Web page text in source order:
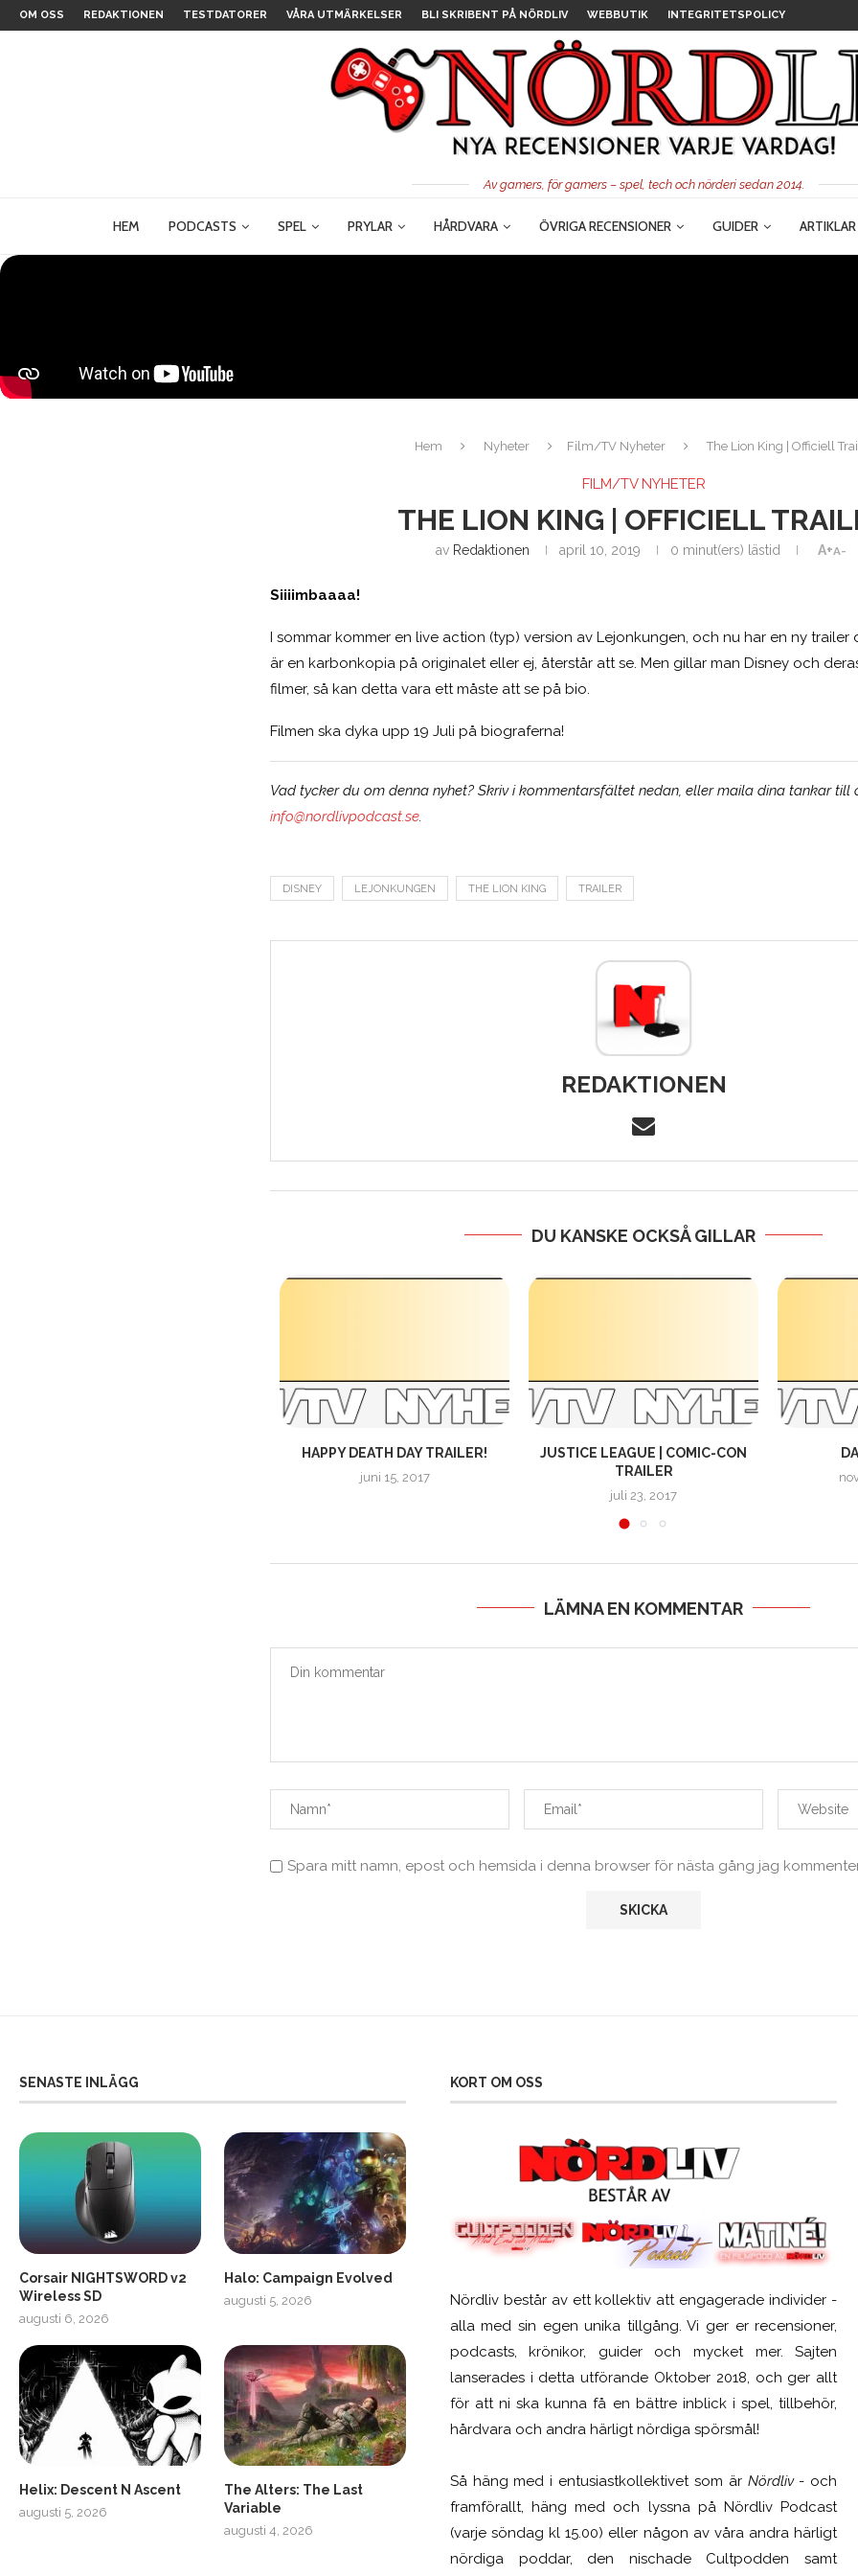
OM OSS REDAKTIONEN TESTDATORER VÅRA UTMÄRKELSER BLI SKRIBENT PÅ NÖRDLIV WEBBUTIK INTEGRITETSPOLICY
Av gamers, för gamers – spel, tech och nörderi sedan 2014.
HEM PODCASTS SPEL PRYLAR HÅRDVARA ÖVRIGA RECENSIONER GUIDER ARTIKLAR
Hem Nyheter Film/TV Nyheter The Lion King | Officiell
FILM/TV NYHETER
THE LION KING | OFFICIELL
av Redaktionen april 10, 2019 0 minut(ers) lästid A+A-
Siiiimbaaaa!
I sommar kommer en live action (typ) version av Lejonkungen, och nu har en ny trailer
är en karbonkopia på originalet eller ej, återstår att se. Men gillar man Disney och
filmer, så kan detta vara ett måste att se på bio.
Filmen ska dyka upp 19 Juli på biograferna!
Vad tycker du om denna nyhet? Skriv i kommentarsfältet nedan, eller maila dina tankar till
info@nordlivpodcast.se.
DISNEY LEJONKUNGEN THE LION KING TRAILER
REDAKTIONEN
DU KANSKE OCKSÅ GILLAR
HAPPY DEATH DAY TRAILER!
juni 15, 2017
JUSTICE LEAGUE | COMIC-CON
TRAILER
juli 23, 2017
LÄMNA EN KOMMENTAR
Spara mitt namn, epost och hemsida i denna browser för nästa gång jag
SENASTE INLÄGG
Corsair NIGHTSWORD v2
Wireless SD
augusti 6, 2026
Halo: Campaign Evolved
augusti 5, 2026
Helix: Descent N Ascent
augusti 5, 2026
The Alters: The Last
Variable
augusti 4, 2026
KORT OM OSS
Nördliv består av ett kollektiv att engagerade individer -
alla med sin egen unika tillgång. Vi ger er recensioner,
podcasts, krönikor, guider och mycket mer. Sajten
lanserades i detta utförande Oktober 2018, och ger allt
för att ni ska kunna få en bättre inblick i spel, tillbehör,
hårdvara och andra härligt nördiga spörsmål!
Så häng med i entusiastkollektivet som är Nördliv- och
framförallt, häng med och lyssna på Nördliv Podcast
(varje söndag kl 15.00) eller någon av våra andra härligt
nördiga poddar, den nischade Cultpodden samt
SCUF Gaming Omega